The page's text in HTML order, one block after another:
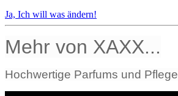
Ja, Ich will was ändern!
Mehr von XAXX...
Hochwertige Parfums und Pflege